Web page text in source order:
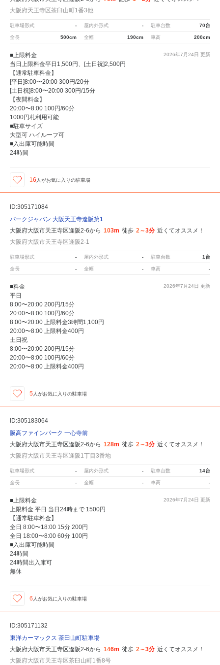
大阪府天王寺区茶臼山町1番3他
駐車場形式 - 屋内外形式 - 駐車台数 70台
全長 500cm 全幅 190cm 車高 200cm
2026年7月24日 更新
■上限料金
当日上限料金平日1,500円、[土日祝]2,500円
【通常駐車料金】
[平日]8:00〜20:00 300円/20分
[土日祝]8:00〜20:00 300円/15分
【夜間料金】
20:00〜8:00 100円/60分
1000円札利用可能
■駐車サイズ
大型可 ハイルーフ可
■入出庫可能時間
24時間
16 人がお気に入りの駐車場
ID:305171084
パークジャパン 大阪天王寺逢阪第1
大阪府大阪市天王寺区逢阪2-6から 103m 徒歩 2～3分 近くてオススメ！
大阪府大阪市天王寺区逢阪2-1
駐車場形式 - 屋内外形式 - 駐車台数 1台
全長 - 全幅 - 車高 -
2026年7月24日 更新
■料金
平日
8:00〜20:00 200円/15分
20:00〜8:00 100円/60分
8:00〜20:00 上限料金3時間1,100円
20:00〜8:00 上限料金400円
土日祝
8:00〜20:00 200円/15分
20:00〜8:00 100円/60分
20:00〜8:00 上限料金400円
5 人がお気に入りの駐車場
ID:305183064
阪高ファインパーク 一心寺前
大阪府大阪市天王寺区逢阪2-6から 128m 徒歩 2～3分 近くてオススメ！
大阪府大阪市天王寺区逢阪1丁目3番地
駐車場形式 - 屋内外形式 - 駐車台数 14台
全長 - 全幅 - 車高 -
2026年7月24日 更新
■上限料金
上限料金 平日 当日24時まで 1500円
【通常駐車料金】
全日 8:00〜18:00 15分 200円
全日 18:00〜8:00 60分 100円
■入出庫可能時間
24時間
24時間出入庫可
無休
6 人がお気に入りの駐車場
ID:305171132
東洋カーマックス 茶臼山町駐車場
大阪府大阪市天王寺区逢阪2-6から 146m 徒歩 2～3分 近くてオススメ！
大阪府大阪市天王寺区茶臼山町1番8号